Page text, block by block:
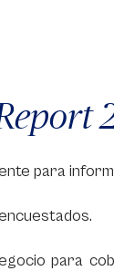
para
para